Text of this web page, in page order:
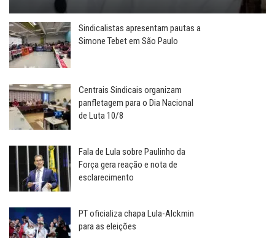
Sindicalistas apresentam pautas a
Simone Tebet em São Paulo
Centrais Sindicais organizam
panfletagem para o Dia Nacional
de Luta 10/8
Fala de Lula sobre Paulinho da
Força gera reação e nota de
esclarecimento
PT oficializa chapa Lula-Alckmin
para as eleições